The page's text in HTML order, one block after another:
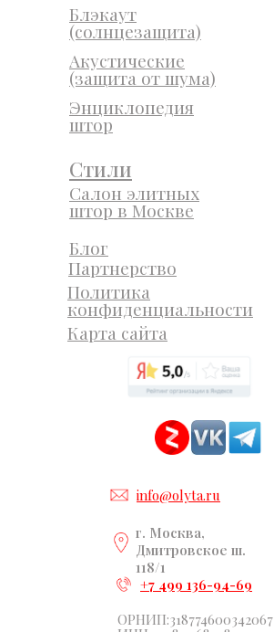
Блэкаут
(солнцезащита)
Акустические
(защита от шума)
Энциклопедия
штор
ОРНИП:318774600342067
+7 499 136-94-69
г. Москва,
Дмитровское ш.
118/1
info@olyta.ru
Салон элитных
штор в Москве
Блог
Стили
Партнерство
Политика
конфиденциальности
Карта сайта